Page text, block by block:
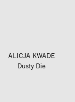
ALICJA KWADE
Dusty Die